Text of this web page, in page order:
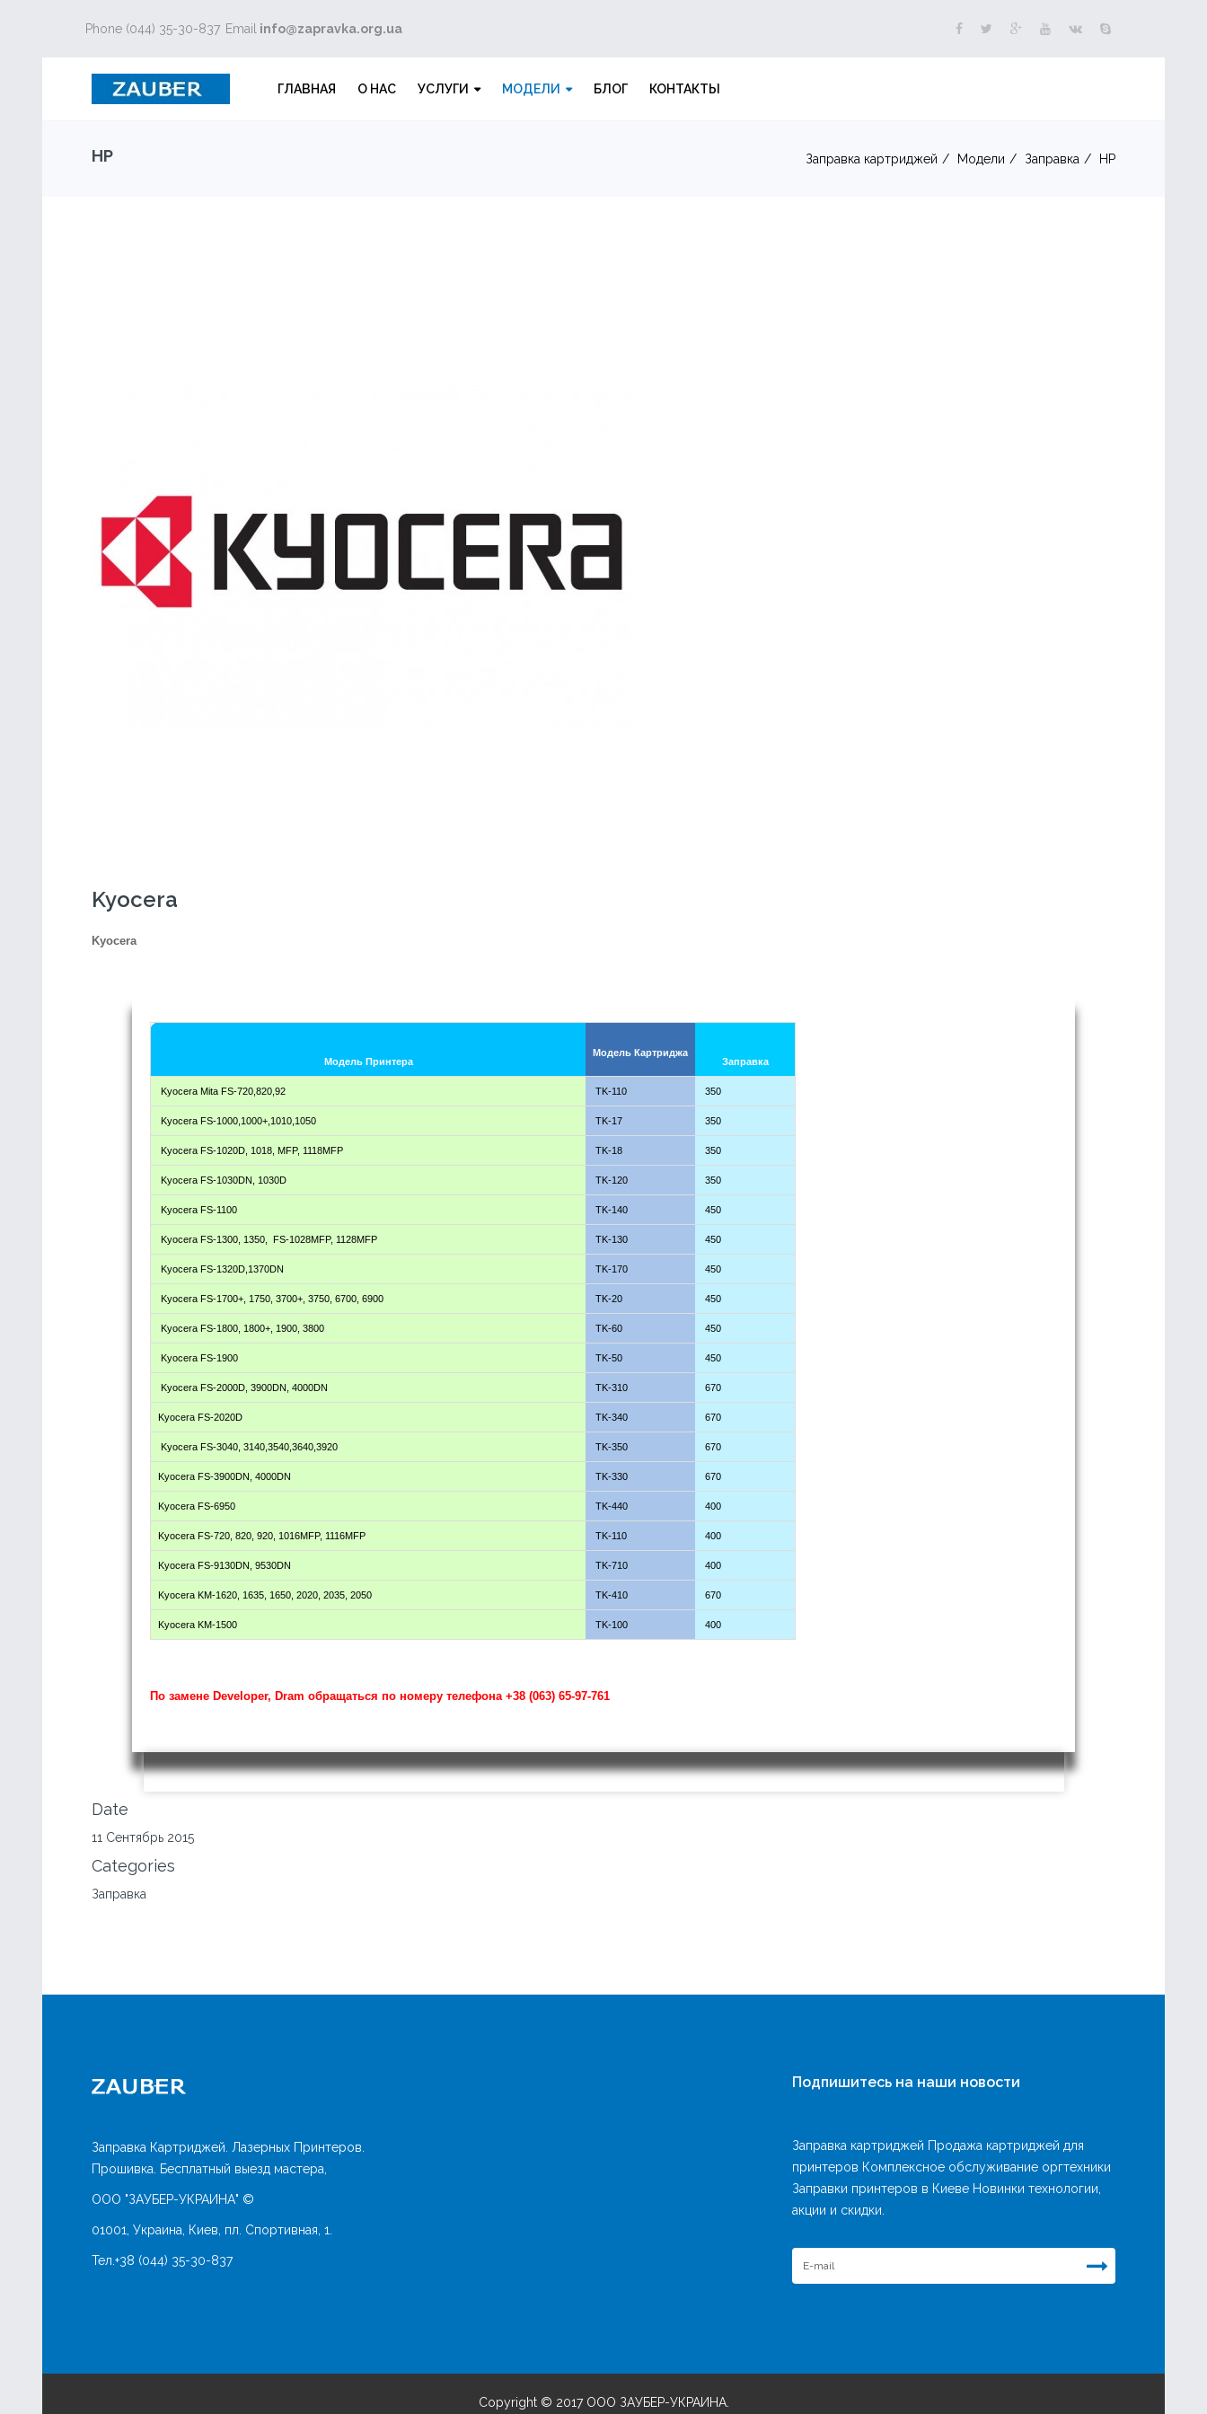
Phone (044) 35-30-837 Email info@zapravka.org.ua
ГЛАВНАЯ О НАС УСЛУГИ МОДЕЛИ БЛОГ КОНТАКТЫ
HP Заправка картриджей Модели Заправка HP
Kyocera
Kyocera
Модель Принтера
Модель Картриджа
Заправка
Kyocera Mita FS-720,820,92 TK-110 350
Kyocera FS-1000,1000+,1010,1050 TK-17 350
Kyocera FS-1020D, 1018, MFP, 1118MFP TK-18 350
Kyocera FS-1030DN, 1030D TK-120 350
Kyocera FS-1100 TK-140 450
Kyocera FS-1300, 1350, FS-1028MFP, 1128MFP TK-130 450
Kyocera FS-1320D,1370DN TK-170 450
Kyocera FS-1700+, 1750, 3700+, 3750, 6700, 6900 TK-20 450
Kyocera FS-1800, 1800+, 1900, 3800 TK-60 450
Kyocera FS-1900 TK-50 450
Kyocera FS-2000D, 3900DN, 4000DN TK-310 670
Kyocera FS-2020D TK-340 670
Kyocera FS-3040, 3140,3540,3640,3920 TK-350 670
Kyocera FS-3900DN, 4000DN TK-330 670
Kyocera FS-6950 TK-440 400
Kyocera FS-720, 820, 920, 1016MFP, 1116MFP TK-110 400
Kyocera FS-9130DN, 9530DN TK-710 400
Kyocera KM-1620, 1635, 1650, 2020, 2035, 2050 TK-410 670
Kyocera KM-1500 TK-100 400
По замене Developer, Dram обращаться по номеру телефона +38 (063) 65-97-761
Date
11 Сентябрь 2015
Categories
Заправка
Заправка Картриджей. Лазерных Принтеров.
Прошивка. Бесплатный выезд мастера,
ООО "ЗАУБЕР-УКРАИНА" ©
01001, Украина, Киев, пл. Спортивная, 1.
Тел. +38 (044) 35-30-837
Подпишитесь на наши новости
Заправка картриджей Продажа картриджей для
принтеров Комплексное обслуживание оргтехники
Заправки принтеров в Киеве Новинки технологии,
акции и скидки.
Copyright © 2017 OOO ЗАУБЕР-УКРАИНА.